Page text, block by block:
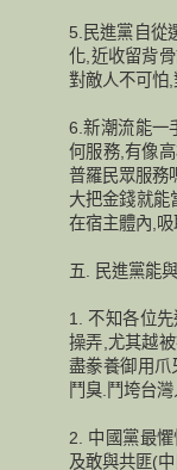
5.民進黨自從
化,近收留背
對敵人不可怕,
6.新潮流能一
何服務,有像
普羅民眾服務
大把金錢就能
在宿主體內,
五. 民進黨能
1. 不知各位
操弄,尤其越
盡豢養御用爪
鬥臭.鬥垮台灣
2. 中國黨最
及敢與共匪(